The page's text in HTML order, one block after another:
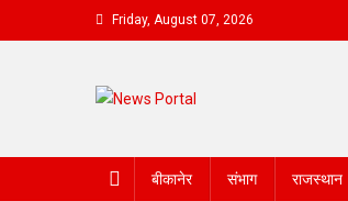
to
Friday, August 07, 2026
बीकानेर संभाग राजस्थान